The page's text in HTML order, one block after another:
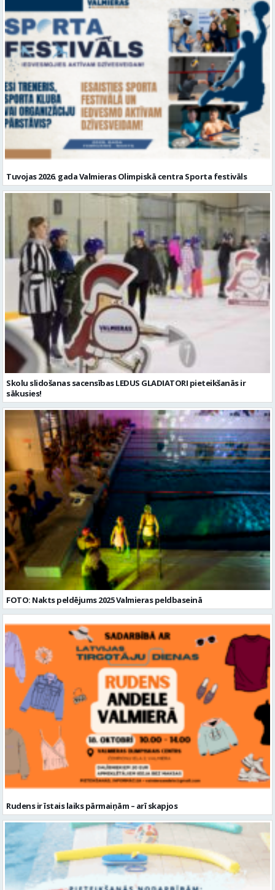
Tuvojas 2026. gada Valmieras Olimpiskā centra Sporta festivāls
Skolu slidošanas sacensības LEDUS GLADIATORI pieteikšanās ir
sākusies!
FOTO: Nakts peldējums 2025 Valmieras peldbaseinā
Rudens ir īstais laiks pārmaiņām – arī skapjos